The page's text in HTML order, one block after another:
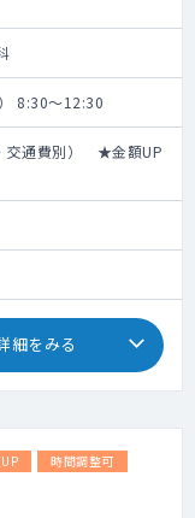
8:30～12:30
交通費別） ★金額UP
細をみる
時間調整可